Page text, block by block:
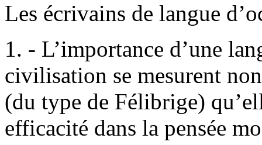
Les écrivains de langue
1. - L’importance d’une
civilisation se mesurent
(du type de Félibrige)
efficacité dans la pensée